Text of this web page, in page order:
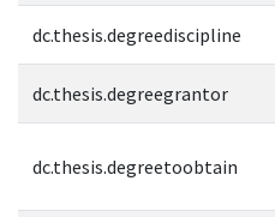
dc.thesis.degreediscipline
dc.thesis.degreegrantor
dc.thesis.degreetoobtain